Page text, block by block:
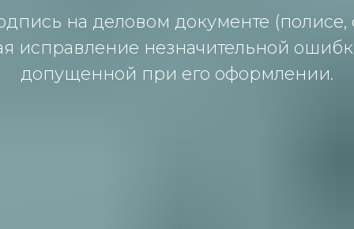
на деловом документе (полисе,
исправление незначительной
допущенной при его оформлении.